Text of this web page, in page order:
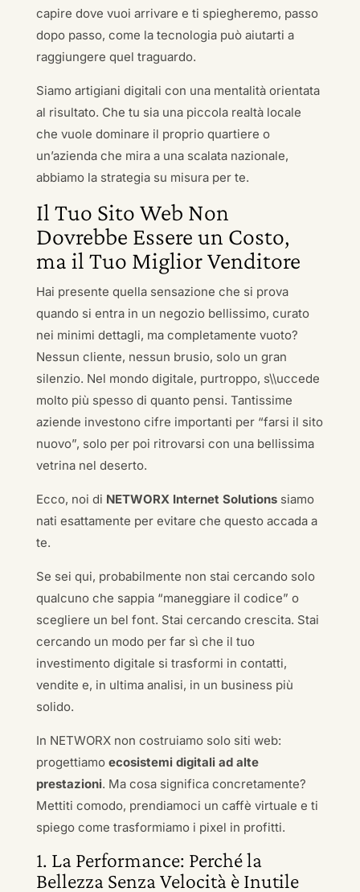
capire dove vuoi arrivare e ti spiegheremo, passo
dopo passo, come la tecnologia può aiutarti a
raggiungere quel traguardo.
Siamo artigiani digitali con una mentalità orientata
al risultato. Che tu sia una piccola realtà locale
che vuole dominare il proprio quartiere o
un’azienda che mira a una scalata nazionale,
abbiamo la strategia su misura per te.
Il Tuo Sito Web Non
Dovrebbe Essere un Costo,
ma il Tuo Miglior Venditore
Hai presente quella sensazione che si prova
quando si entra in un negozio bellissimo, curato
nei minimi dettagli, ma completamente vuoto?
Nessun cliente, nessun brusio, solo un gran
silenzio. Nel mondo digitale, purtroppo, s\\uccede
molto più spesso di quanto pensi. Tantissime
aziende investono cifre importanti per “farsi il sito
nuovo”, solo per poi ritrovarsi con una bellissima
vetrina nel deserto.
Ecco, noi di NETWORX Internet Solutionssiamo
nati esattamente per evitare che questo accada a
te.
Se sei qui, probabilmente non stai cercando solo
qualcuno che sappia “maneggiare il codice” o
scegliere un bel font. Stai cercando crescita. Stai
cercando un modo per far sì che il tuo
investimento digitale si trasformi in contatti,
vendite e, in ultima analisi, in un business più
solido.
In NETWORX non costruiamo solo siti web:
progettiamo ecosistemi digitali ad alte
prestazioni. Ma cosa significa concretamente?
Mettiti comodo, prendiamoci un caffè virtuale e ti
spiego come trasformiamo i pixel in profitti.
1. La Performance: Perché la
Bellezza Senza Velocità è Inutile